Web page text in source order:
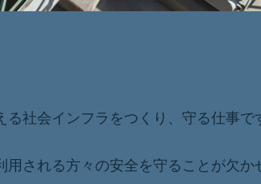
社会インフラをつくり、守る仕事で
される方々の安全を守ることが欠か